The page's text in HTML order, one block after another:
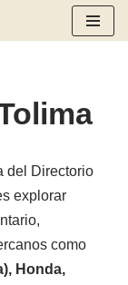
del Directorio
explorar
como
Honda,